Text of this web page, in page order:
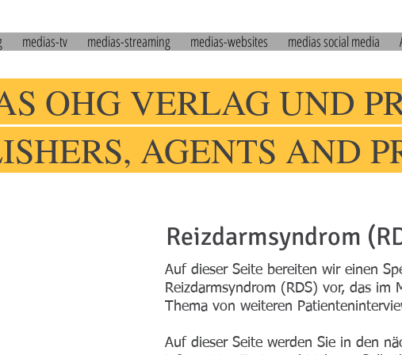
medias-tv medias-streaming medias-websites medias social media
OHG VERLAG UND
AGENTS AND
Reizdarmsyndrom
Auf dieser Seite bereiten wir einen
Reizdarmsyndrom (RDS) vor, das im
Thema von weiteren
Auf dieser Seite werden Sie in den